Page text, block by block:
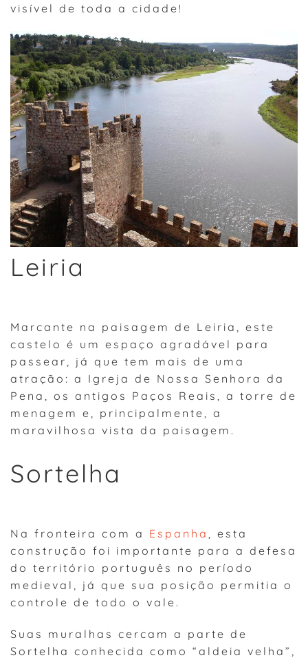
visível de toda a cidade!
Leiria
Marcante na paisagem de Leiria, este
castelo é um espaço agradável para
passear, já que tem mais de uma
atração: a Igreja de Nossa Senhora da
Pena, os antigos Paços Reais, a torre de
menagem e, principalmente, a
maravilhosa vista da paisagem.
Sortelha
Na fronteira com a Espanha
, esta
construção foi importante para a defesa
do território português no período
medieval, já que sua posição permitia o
controle de todo o vale.
Suas muralhas cercam a parte de
Sortelha conhecida como “aldeia velha”,